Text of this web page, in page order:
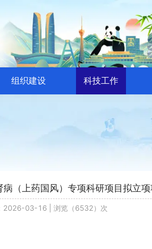
组织建设 科技工作
（上药国风）专项科研项目拟立
2026-03-16 浏览（6532）次